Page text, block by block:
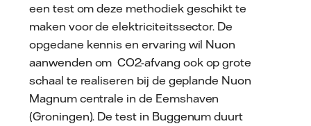
een test om deze methodiek geschikt te
maken voor de elektriciteitssector. De
opgedane kennis en ervaring wil Nuon
aanwenden om CO2-afvang ook op grote
schaal te realiseren bij de geplande Nuon
Magnum centrale in de Eemshaven
(Groningen). De test in Buggenum duurt